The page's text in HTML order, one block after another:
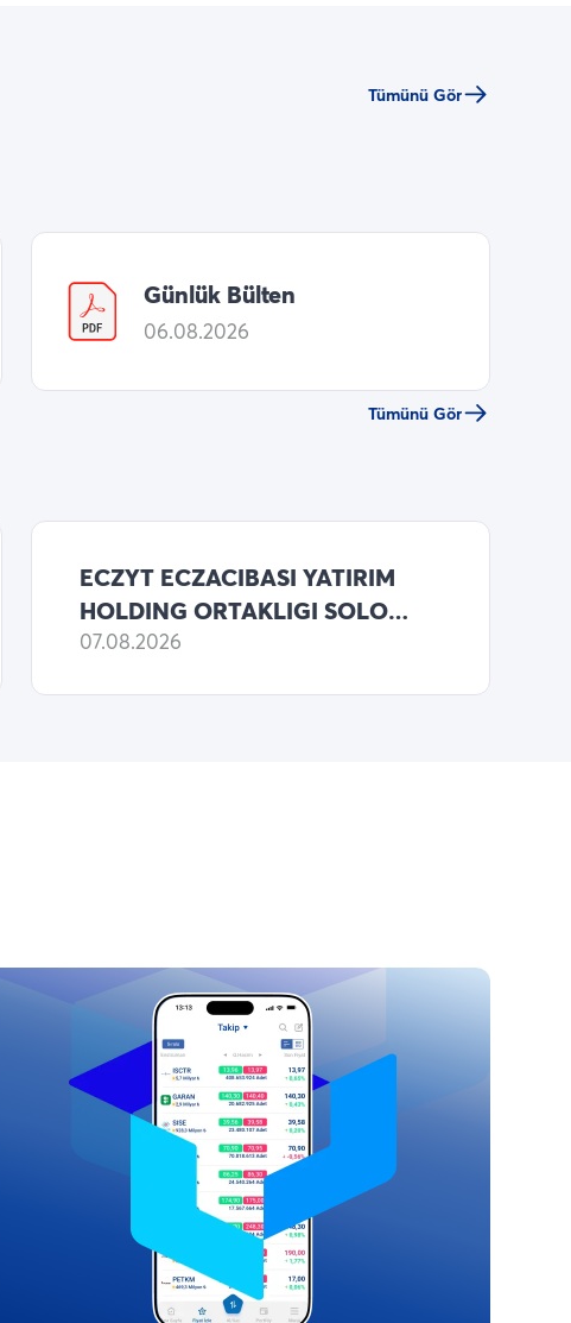
Tümünü Gör
Günlük Bülten
06.08.2026
Tümünü Gör
ECZYT ECZACIBASI YATIRIM
HOLDING ORTAKLIGI SOLO
BILANCO 2026 6 AYLIK NET
07.08.2026